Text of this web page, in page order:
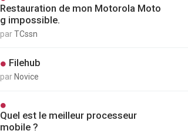
Restauration de mon Motorola Moto
g impossible.
parTCssn
Filehub
par Novice
Quel est le meilleur processeur
mobile ?